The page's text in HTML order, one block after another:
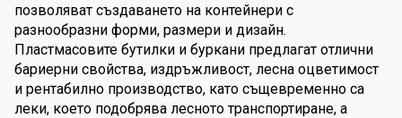
позволяват създаването на контейнери с
разнообразни форми, размери и дизайн.
Пластмасовите бутилки и буркани предлагат отлични
бариерни свойства, издръжливост, лесна оцветимост
и рентабилно производство, като същевременно са
леки, което подобрява лесното транспортиране, а